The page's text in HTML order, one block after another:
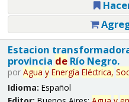
Estacion
provincia deRío Negro.
por Agua y Energía Eléctrica,
Idioma: Español